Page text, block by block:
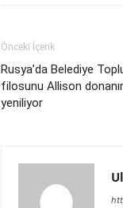
Önceki İçerik
Rusya’da Belediye
filosunu Allison
yeniliyor